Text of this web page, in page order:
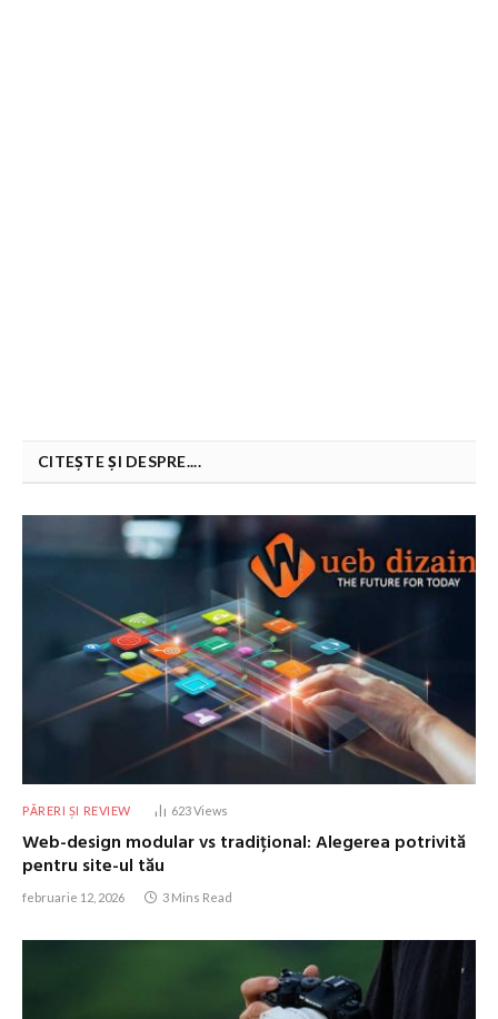
CITEȘTE ȘI DESPRE....
PĂRERI ȘI REVIEW 623Views
Web-design modular vs tradițional: Alegerea potrivită
pentru site-ul tău
februarie 12, 2026 3 Mins Read